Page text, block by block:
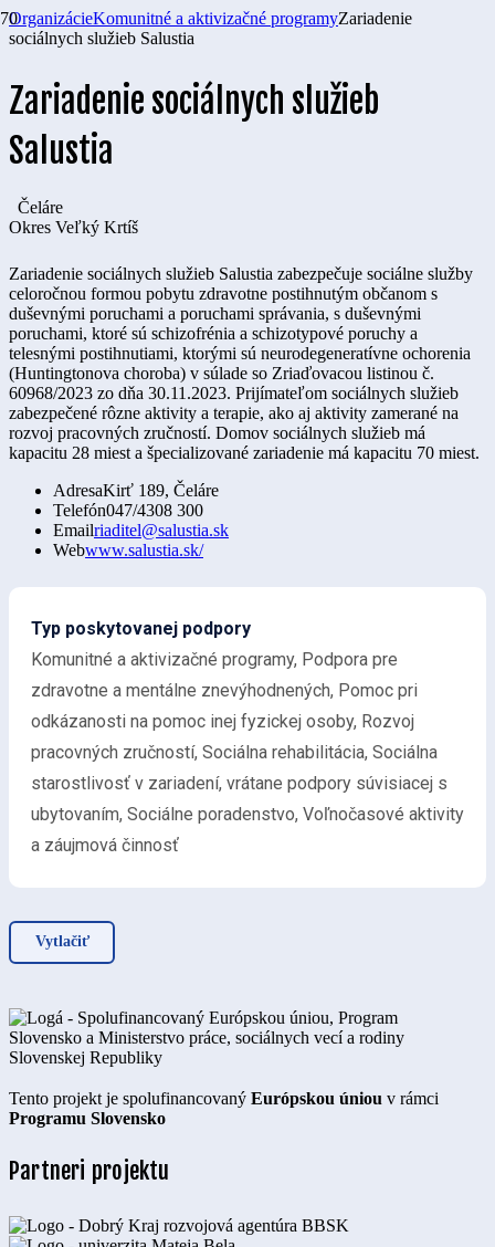
OrganizácieKomunitné a aktivizačné programyZariadenie
sociálnych služieb Salustia
Zariadenie sociálnych služieb
Salustia
Čeláre
Okres Veľký Krtíš
Zariadenie sociálnych služieb Salustia zabezpečuje sociálne služby
celoročnou formou pobytu zdravotne postihnutým občanom s
duševnými poruchami a poruchami správania, s duševnými
poruchami, ktoré sú schizofrénia a schizotypové poruchy a
telesnými postihnutiami, ktorými sú neurodegeneratívne ochorenia
(Huntingtonova choroba) v súlade so Zriaďovacou listinou č.
60968/2023 zo dňa 30.11.2023. Prijímateľom sociálnych služieb
zabezpečené rôzne aktivity a terapie, ako aj aktivity zamerané na
rozvoj pracovných zručností. Domov sociálnych služieb má
kapacitu 28 miest a špecializované zariadenie má kapacitu 70 miest.
AdresaKirť 189, Čeláre
Telefón047/4308 300
Emailriaditel@salustia.sk
Webwww.salustia.sk/
Typ poskytovanej podpory
Komunitné a aktivizačné programy, Podpora pre
zdravotne a mentálne znevýhodnených, Pomoc pri
odkázanosti na pomoc inej fyzickej osoby, Rozvoj
pracovných zručností, Sociálna rehabilitácia, Sociálna
starostlivosť v zariadení, vrátane podpory súvisiacej s
ubytovaním, Sociálne poradenstvo, Voľnočasové aktivity
a záujmová činnosť
Vytlačiť
Tento projekt je spolufinancovaný Európskou úniou v rámci
Programu Slovensko
Partneri projektu